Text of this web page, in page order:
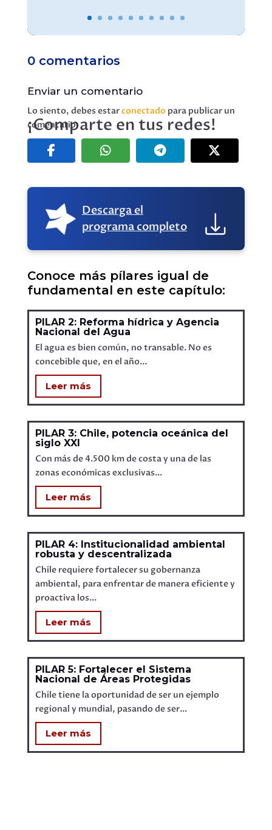
0 comentarios
Enviar un comentario
Lo siento, debes estarconectadopara publicar un
comentario.
¡Comparte en tus redes!
Descarga el
programa completo
Conoce más pílares igual de
fundamental en este capítulo:
PILAR 2: Reforma hídrica y Agencia
Nacional del Agua
El agua es bien común, no transable. No es
concebible que, en el año...
Leer más
PILAR 3: Chile, potencia oceánica del
siglo XXI
Con más de 4.500 km de costa y una de las
zonas económicas exclusivas...
Leer más
PILAR 4: Institucionalidad ambiental
robusta y descentralizada
Chile requiere fortalecer su gobernanza
ambiental, para enfrentar de manera eficiente y
proactiva los...
Leer más
PILAR 5: Fortalecer el Sistema
Nacional de Áreas Protegidas
Chile tiene la oportunidad de ser un ejemplo
regional y mundial, pasando de ser...
Leer más